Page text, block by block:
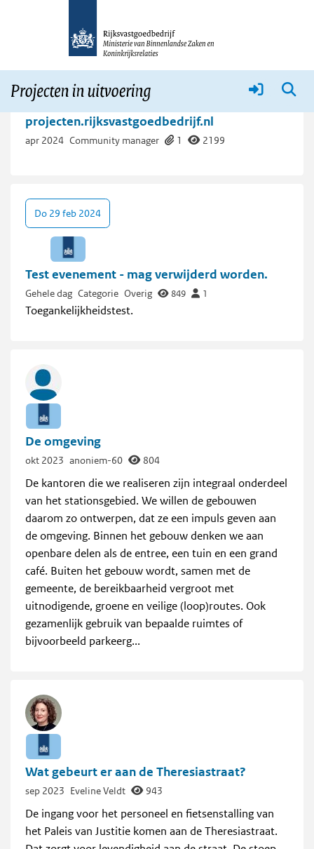
Contentonderzoek https://
projecten.rijksvastgoedbedrijf.nl
apr 2024 Community manager 1 2199
Test evenement - mag verwijderd worden.
Gehele dag Categorie Overig 849 1
Toegankelijkheidstest.
Do 29 feb 2024
De omgeving
okt 2023 anoniem-60 804
De kantoren die we realiseren zijn integraal onderdeel
van het stationsgebied. We willen de gebouwen
daarom zo ontwerpen, dat ze een impuls geven aan
de omgeving. Binnen het gebouw denken we aan
openbare delen als de entree, een tuin en een grand
café. Buiten het gebouw wordt, samen met de
gemeente, de bereikbaarheid vergroot met
uitnodigende, groene en veilige (loop)routes. Ook
gezamenlijk gebruik van bepaalde ruimtes of
bijvoorbeeld parkeerg...
Wat gebeurt er aan de Theresiastraat?
sep 2023 Eveline Veldt 943
De ingang voor het personeel en fietsenstalling van
het Paleis van Justitie komen aan de Theresiastraat.